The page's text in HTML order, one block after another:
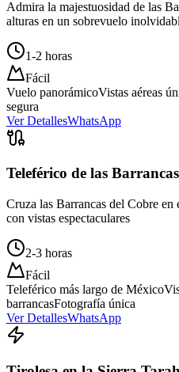
Admira la majestuosidad de las
alturas en un sobrevuelo
1-2 horas
Fácil
Vuelo panorámicoVistas aéreas
segura
Ver DetallesWhatsApp
Teleférico de las
Cruza las Barrancas del Cobre
con vistas espectaculares
2-3 horas
Fácil
Teleférico más largo de México
barrancasFotografía única
Ver DetallesWhatsApp